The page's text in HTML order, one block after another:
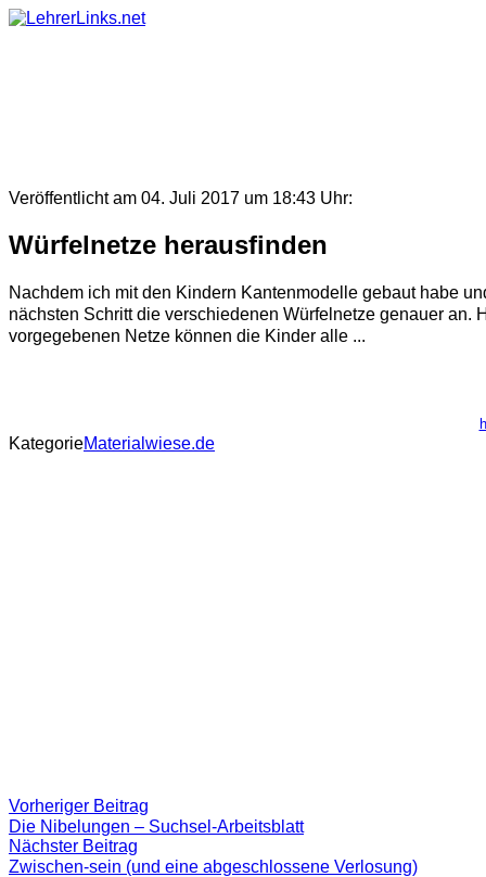
Skip
Veröffentlicht am 04. Juli 2017 um 18:43 Uhr:
Würfelnetze herausfinden
Nachdem ich mit den Kindern Kantenmodelle gebaut habe
nächsten Schritt die verschiedenen Würfelnetze genauer
vorgegebenen Netze können die Kinder alle ...
KategorieMaterialwiese.de
Beitragsnavigation
Vorheriger Beitrag
Beitrag:
Die Nibelungen – Suchsel-Arbeitsblatt
Nächster Beitrag
Beitrag
Zwischen-sein (und eine abgeschlossene Verlosung)